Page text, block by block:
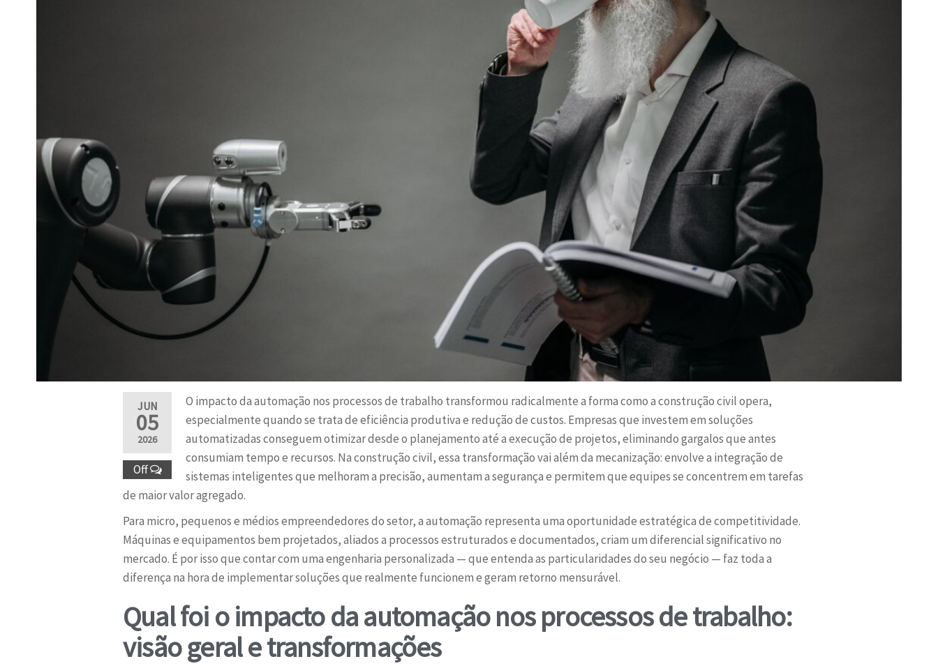
JUN
05
2026
Off
O impacto da automação nos processos de trabalho transformou radicalmente a forma como a construção civil opera,
especialmente quando se trata de eficiência produtiva e redução de custos. Empresas que investem em soluções
automatizadas conseguem otimizar desde o planejamento até a execução de projetos, eliminando gargalos que antes
consumiam tempo e recursos. Na construção civil, essa transformação vai além da mecanização: envolve a integração de
sistemas inteligentes que melhoram a precisão, aumentam a segurança e permitem que equipes se concentrem em tarefas
de maior valor agregado.
Para micro, pequenos e médios empreendedores do setor, a automação representa uma oportunidade estratégica de competitividade.
Máquinas e equipamentos bem projetados, aliados a processos estruturados e documentados, criam um diferencial significativo no
mercado. É por isso que contar com uma engenharia personalizada — que entenda as particularidades do seu negócio — faz toda a
diferença na hora de implementar soluções que realmente funcionem e geram retorno mensurável.
Qual foi o impacto da automação nos processos de trabalho:
visão geral e transformações